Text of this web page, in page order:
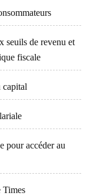
seuils de revenu et
fiscale
capital
pour accéder au
Times